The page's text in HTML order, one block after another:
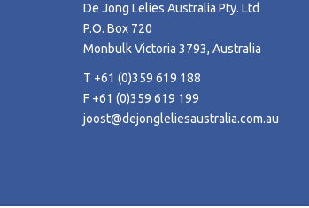
De Jong Lelies Australia Pty. Ltd
P.O. Box 720
Monbulk Victoria 3793, Australia
T +61 (0)359 619 188
F +61 (0)359 619 199
joost@dejongleliesaustralia.com.au